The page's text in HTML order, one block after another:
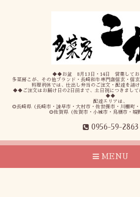
◆◆お盆 8月13日・14日 営業して
多菜房こが、その他ブランド・長崎和牛専門店信玄・信
料理利休では、仕出し弁当のご注文・配達を請
◆◆ご注文はお届け日の2日前まで、土日祝につきまして
◆◆
配達エリアは、
◎長崎県（長崎市・諫早市・大村市・佐世保市・川棚町
◎佐賀県（佐賀市・小城市・鳥栖市・嬉
0956-59-2863
MENU